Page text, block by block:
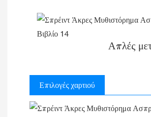
Απλές
Επιλογές χαρτιού